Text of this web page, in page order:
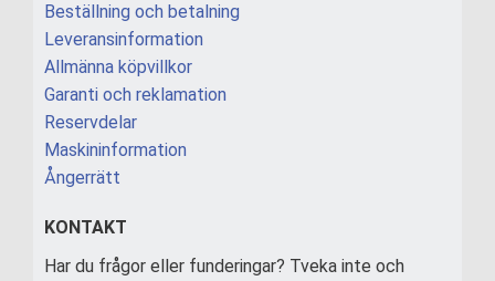
Beställning och betalning
Leveransinformation
Allmänna köpvillkor
Garanti och reklamation
Reservdelar
Maskininformation
Ångerrätt
KONTAKT
Har du frågor eller funderingar? Tveka inte och